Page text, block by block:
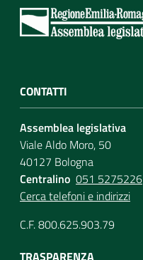
CONTATTI
Assemblea legislativa
Viale Aldo Moro, 50
40127 Bologna
Centralino 051 5275226
Cerca telefoni e indirizzi
C.F. 800.625.903.79
TRASPARENZA